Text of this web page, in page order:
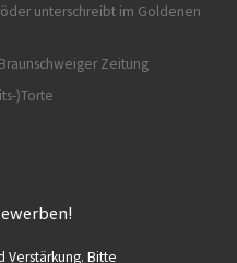
unterschreibt im Goldenen
Zeitung
)Torte
Verstärkung. Bitte